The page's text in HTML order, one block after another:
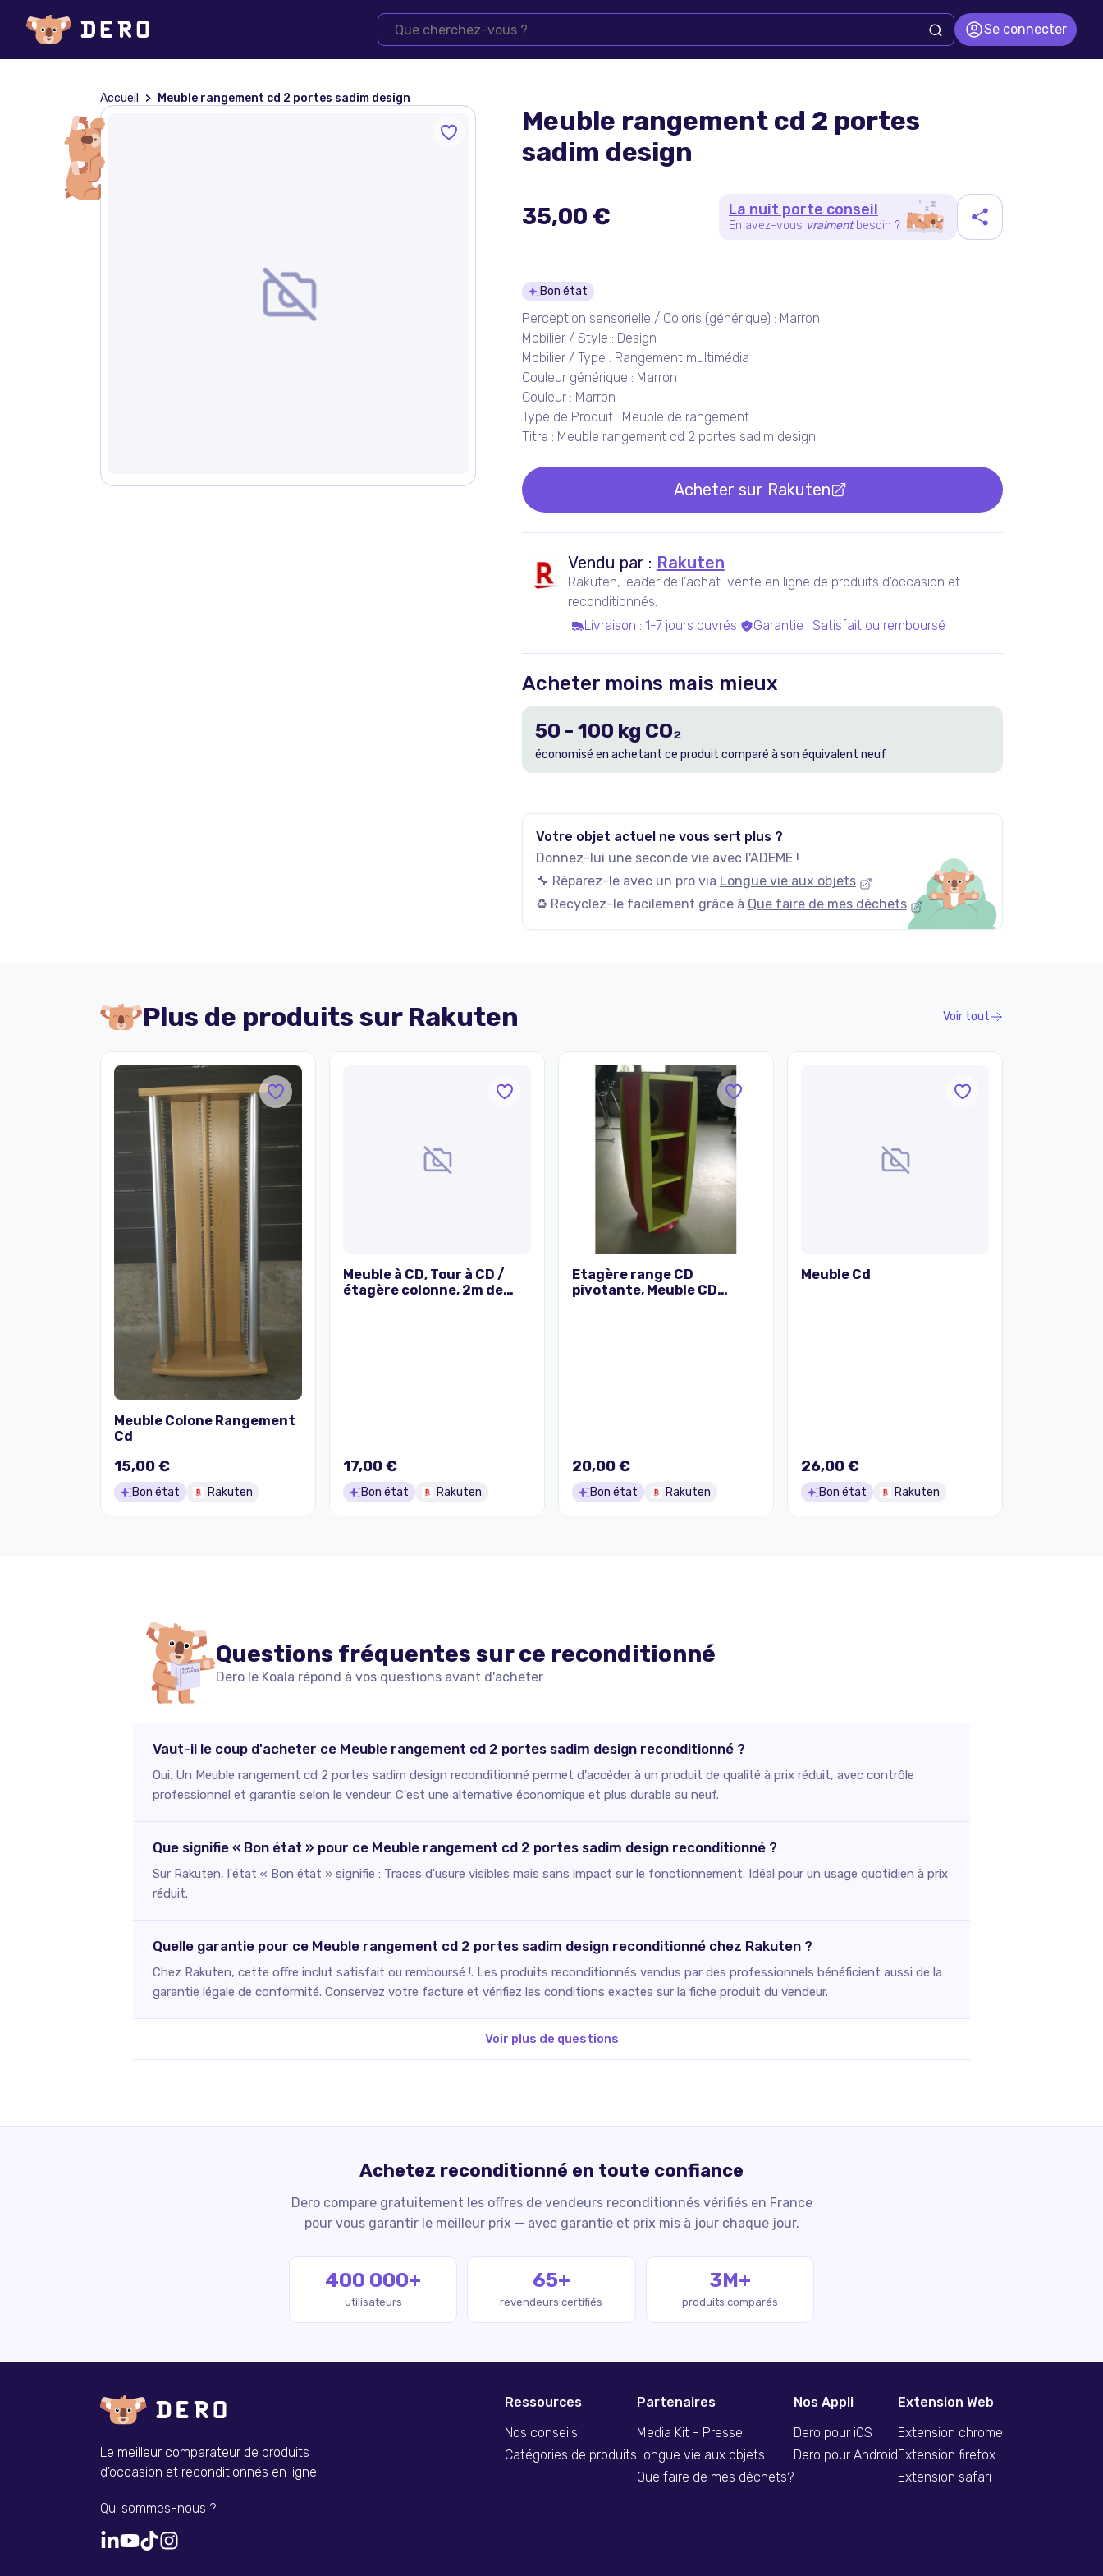
Se connecter
Accueil Meuble rangement cd 2 portes sadim design
Meuble rangement cd 2 portes
sadim design
35,00 € La nuit porte conseil
En avez-vous vraiment besoin ?
Détails du produit
Bon état
Perception sensorielle / Coloris (générique) : Marron
Mobilier / Style : Design
Mobilier / Type : Rangement multimédia
Couleur générique : Marron
Couleur : Marron
Type de Produit : Meuble de rangement
Titre : Meuble rangement cd 2 portes sadim design
Acheter sur Rakuten
Vendu par : Rakuten
Rakuten, leader de l'achat-vente en ligne de produits d'occasion et
reconditionnés.
Livraison : 1-7 jours ouvrés Garantie : Satisfait ou remboursé !
Acheter moins mais mieux
50 - 100 kg CO₂
économisé en achetant ce produit comparé à son équivalent neuf
Votre objet actuel ne vous sert plus ?
Donnez-lui une seconde vie avec l'ADEME !
🔧 Réparez-le avec un pro via Longue vie aux objets
♻️ Recyclez-le facilement grâce à Que faire de mes déchets
Plus de produits sur Rakuten Voir tout
Meuble Colone Rangement
Cd
15,00 €
Bon état Rakuten
Meuble à CD, Tour à CD /
étagère colonne, 2m de
17,00 €
Bon état Rakuten
Etagère range CD
pivotante, Meuble CD
20,00 €
Bon état Rakuten
Meuble Cd
26,00 €
Bon état Rakuten
Questions fréquentes sur ce reconditionné
Dero le Koala répond à vos questions avant d'acheter
Vaut-il le coup d'acheter ce Meuble rangement cd 2 portes sadim design reconditionné ?
Oui. Un Meuble rangement cd 2 portes sadim design reconditionné permet d'accéder à un produit de qualité à prix réduit, avec contrôle
professionnel et garantie selon le vendeur. C'est une alternative économique et plus durable au neuf.
Que signifie « Bon état » pour ce Meuble rangement cd 2 portes sadim design reconditionné ?
Sur Rakuten, l'état « Bon état » signifie : Traces d'usure visibles mais sans impact sur le fonctionnement. Idéal pour un usage quotidien à prix
réduit.
Quelle garantie pour ce Meuble rangement cd 2 portes sadim design reconditionné chez Rakuten ?
Chez Rakuten, cette offre inclut satisfait ou remboursé !. Les produits reconditionnés vendus par des professionnels bénéficient aussi de la
garantie légale de conformité. Conservez votre facture et vérifiez les conditions exactes sur la fiche produit du vendeur.
Voir plus de questions
Achetez reconditionné en toute confiance
Dero compare gratuitement les offres de vendeurs reconditionnés vérifiés en France
pour vous garantir le meilleur prix — avec garantie et prix mis à jour chaque jour.
400 000+
utilisateurs
65+
revendeurs certifiés
3M+
produits comparés
Le meilleur comparateur de produits
d'occasion et reconditionnés en ligne.
Qui sommes-nous ?
Ressources
Nos conseils
Catégories de produits
Partenaires
Media Kit - Presse
Longue vie aux objets
Que faire de mes déchets?
Nos Appli
Dero pour iOS
Dero pour Android
Extension Web
Extension chrome
Extension firefox
Extension safari